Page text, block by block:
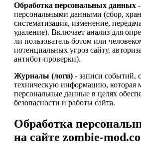
Обработка персональных данных
персональными данными (сбор,
систематизация, изменение,
удаление). Включает анализ для
ли пользователь ботом или
потенциальных угроз сайту,
антибот-проверки).
Журналы (логи) - записи событий,
техническую информацию, которая
персональные данные в целях
безопасности и работы сайта.
Обработка
на сайте zombie-